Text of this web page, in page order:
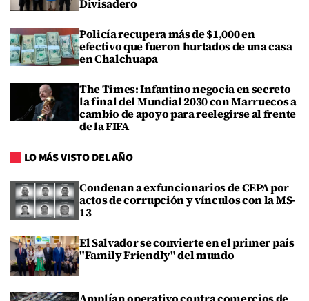
Divisadero
Policía recupera más de $1,000 en
efectivo que fueron hurtados de una casa
en Chalchuapa
The Times: Infantino negocia en secreto
la final del Mundial 2030 con Marruecos a
cambio de apoyo para reelegirse al frente
de la FIFA
LO MÁS VISTO DEL AÑO
Condenan a exfuncionarios de CEPA por
actos de corrupción y vínculos con la MS-
13
El Salvador se convierte en el primer país
"Family Friendly" del mundo
Amplían operativo contra comercios de